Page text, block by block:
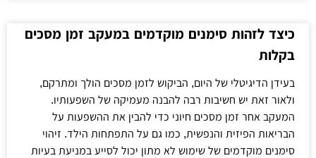
כיצד לזהות סימנים מוקדמים במעקב זמן מסכים
בקלות
בעידן הדיגיטלי של היום, הביקוש לזמן מסכים הולך ומתרקם,
ולאור זאת יש חשיבות רבה להבנה מעמיקה של השפעותיו.
המעקב אחר זמן מסכים חיוני כדי להבין את ההשפעות על
הבריאות הפיזית והנפשית, כמו גם על התפתחות הילד. זיהוי
סימנים מוקדמים של שימוש לא מתון יכול לסייע במניעת בעיות